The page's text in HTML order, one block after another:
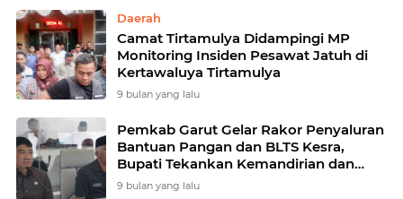
Daerah
Camat Tirtamulya Didampingi MP
Monitoring Insiden Pesawat Jatuh di
Kertawaluya Tirtamulya
9 bulan yang lalu
Pemkab Garut Gelar Rakor Penyaluran
Bantuan Pangan dan BLTS Kesra,
Bupati Tekankan Kemandirian dan
Pengawasan
9 bulan yang lalu